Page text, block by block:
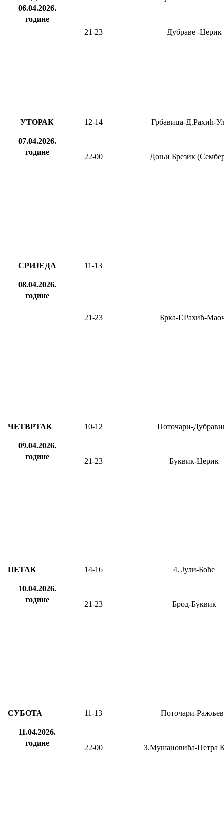
06.04.2026.
године
21-23 Дубраве-Церик
УТОРАК
07.04.2026.
године
12-14 Грбавица-Д.Рахић-
22-00 Доњи Брезик
СРИЈЕДА
08.04.2026.
године
11-13
21-23 Брка-Г.Рахић-
ЧЕТВРТАК
09.04.2026.
године
10-12 Поточари-
21-23 Буквик-Церик
ПЕТАК
10.04.2026.
године
14-16 4. Јули-Боће
21-23 Брод-Буквик
СУБОТА
11.04.2026.
године
11-13 Поточари-
22-00 З.Мушановића-Петра